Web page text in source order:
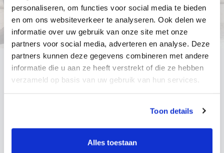
personaliseren, om functies voor social media te bieden
en om ons websiteverkeer te analyseren. Ook delen we
informatie over uw gebruik van onze site met onze
partners voor social media, adverteren en analyse. Deze
partners kunnen deze gegevens combineren met andere
informatie die u aan ze heeft verstrekt of die ze hebben
verzameld op basis van uw gebruik van hun services.
Toon details
Alles toestaan
Unser Office
ehrgeiziges und äußerst kooperatives Team, das
großen Wert auf Qualität, Eigenverantwortung
und gegenseitiges Vertrauen legt. Was uns